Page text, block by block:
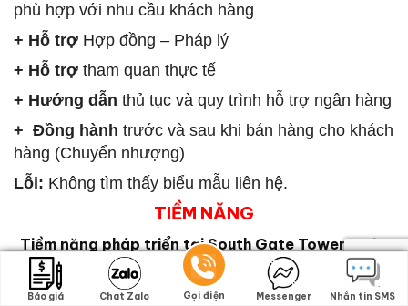
phù hợp với nhu cầu khách hàng
+ Hỗ trợ Hợp đồng – Pháp lý
+ Hỗ trợ tham quan thực tế
+ Hướng dẫn thủ tục và quy trình hỗ trợ ngân hàng
+ Đồng hành trước và sau khi bán hàng cho khách
hàng (Chuyển nhượng)
Lỗi: Không tìm thấy biểu mẫu liên hệ.
TIỀM NĂNG
Tiềm năng pháp triển tạiSouth Gate Tower Quận
7
1. Vị trí đắc địa, giao thông thuận lợi
Báo giá Chat Zalo Gọi điện Messenger Nhắn tin SMS
Báo giá Chat Zalo Gọi điện Messenger Nhắn tin SMS